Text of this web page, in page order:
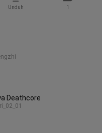
Unduh 1
Deathcore